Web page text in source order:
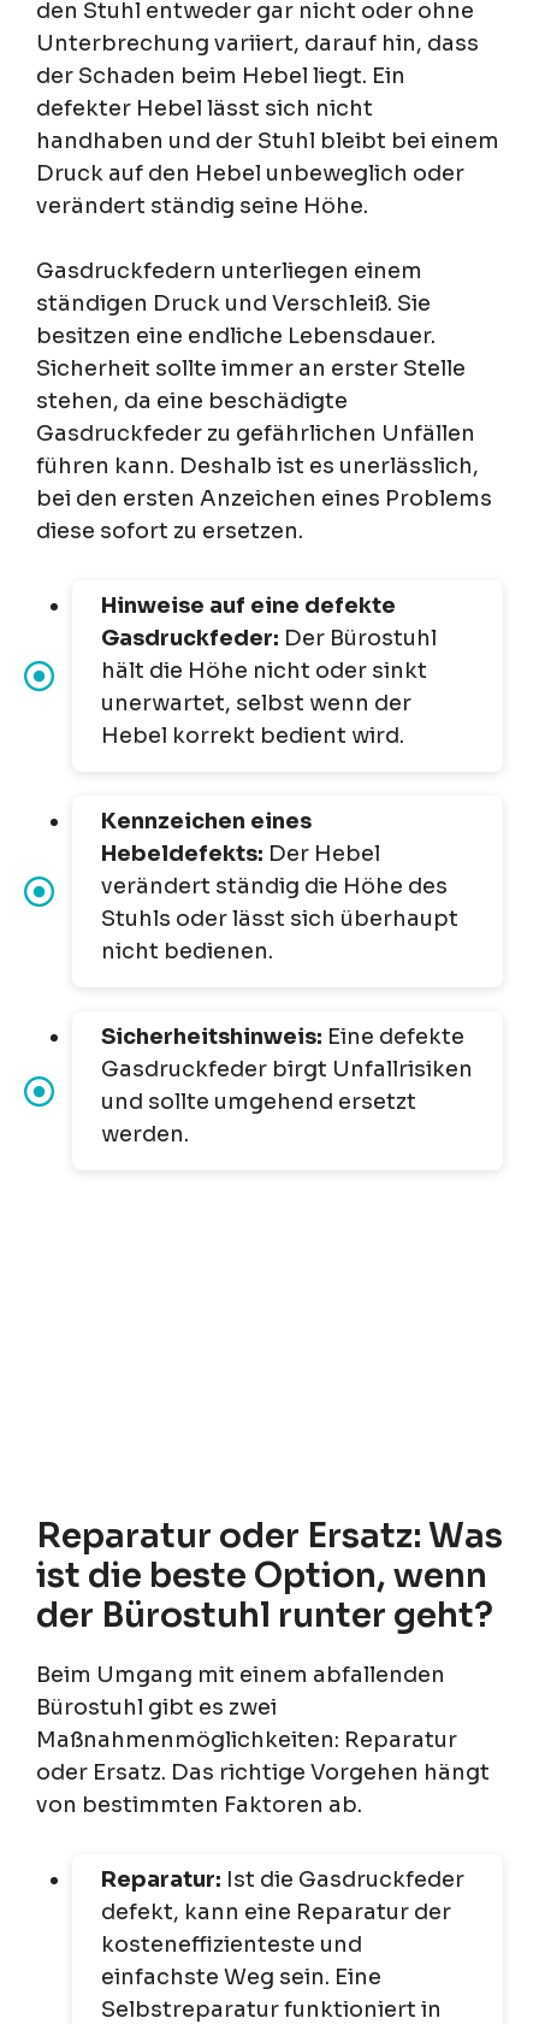
den Stuhl entweder gar nicht oder ohne
Unterbrechung variiert, darauf hin, dass
der Schaden beim Hebel liegt. Ein
defekter Hebel lässt sich nicht
handhaben und der Stuhl bleibt bei einem
Druck auf den Hebel unbeweglich oder
verändert ständig seine Höhe.
Gasdruckfedern unterliegen einem
ständigen Druck und Verschleiß. Sie
besitzen eine endliche Lebensdauer.
Sicherheit sollte immer an erster Stelle
stehen, da eine beschädigte
Gasdruckfeder zu gefährlichen Unfällen
führen kann. Deshalb ist es unerlässlich,
bei den ersten Anzeichen eines Problems
diese sofort zu ersetzen.
Hinweise auf eine defekte
Gasdruckfeder: Der Bürostuhl
hält die Höhe nicht oder sinkt
unerwartet, selbst wenn der
Hebel korrekt bedient wird.
Kennzeichen eines
Hebeldefekts: Der Hebel
verändert ständig die Höhe des
Stuhls oder lässt sich überhaupt
nicht bedienen.
Sicherheitshinweis: Eine defekte
Gasdruckfeder birgt Unfallrisiken
und sollte umgehend ersetzt
werden.
Reparatur oder Ersatz: Was
ist die beste Option, wenn
der Bürostuhl runter geht?
Beim Umgang mit einem abfallenden
Bürostuhl gibt es zwei
Maßnahmenmöglichkeiten: Reparatur
oder Ersatz. Das richtige Vorgehen hängt
von bestimmten Faktoren ab.
Reparatur: Ist die Gasdruckfeder
defekt, kann eine Reparatur der
kosteneffizienteste und
einfachste Weg sein. Eine
Selbstreparatur funktioniert in